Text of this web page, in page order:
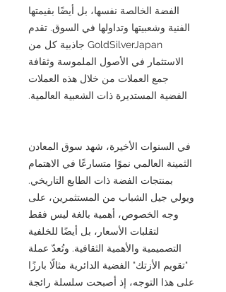
الفضة الخالصة نفسها، بل أيضًا بقيمتها
الفنية وشعبيتها وتداولها في السوق. تقدم
GoldSilverJapan جاذبية كل من
الاستثمار في الأصول الملموسة وثقافة
جمع العملات من خلال هذه العملات
الفضية المستديرة ذات الشعبية العالمية.
في السنوات الأخيرة، شهد سوق المعادن
الثمينة العالمي نموًا متسارعًا في الاهتمام
بمنتجات الفضة ذات الطابع التاريخي.
ويولي جيل الشباب من المستثمرين، على
وجه الخصوص، أهمية بالغة ليس فقط
لتقلبات الأسعار، بل أيضًا للخلفية
التصميمية والأهمية الثقافية. وتُعدّ عملة
"تقويم الأزتك" الفضية الدائرية مثالًا بارزًا
على هذا التوجه، إذ أصبحت سلسلة رائجة